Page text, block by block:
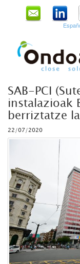
SAB-PCI
instalazioak
berriztatze
22/07/2020